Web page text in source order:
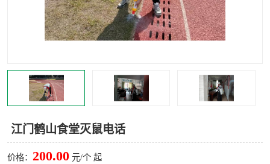
江门鹤山食堂灭鼠电话
价格： 200.00 元/个 起
灭苍蝇 灭跳蚤
灭蚊虫 灭蟑螂
白蚁工程 果蝇防治
害虫防治 灭杀害虫
病媒生物防治